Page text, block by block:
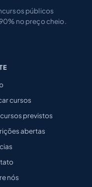
públicos
no preço cheio.
cursos
previstos
abertas
nós